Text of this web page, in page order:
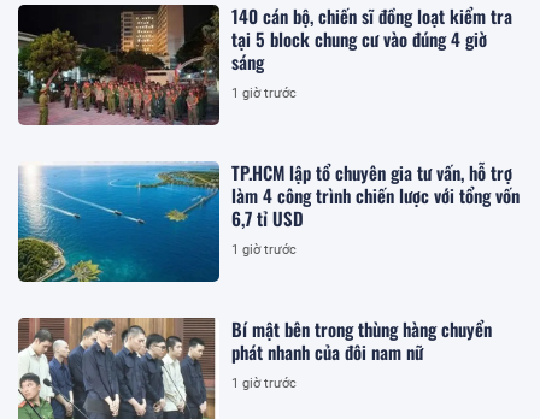
140 cán bộ, chiến sĩ đồng loạt kiểm tra
tại 5 block chung cư vào đúng 4 giờ
sáng
1 giờ trước
TP.HCM lập tổ chuyên gia tư vấn, hỗ trợ
làm 4 công trình chiến lược với tổng vốn
6,7 tỉ USD
1 giờ trước
Bí mật bên trong thùng hàng chuyển
phát nhanh của đôi nam nữ
1 giờ trước